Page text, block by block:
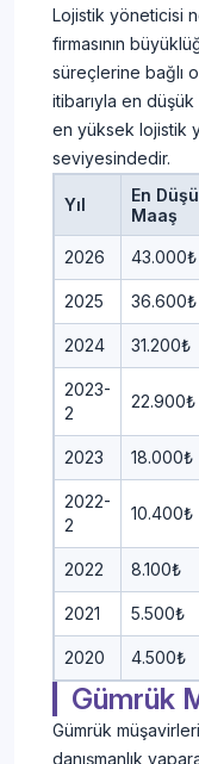
Lojistik yöneticisi
firmasının
süreçlerine bağlı
itibarıyla en
en yüksek lojistik
seviyesindedir.
Yıl
En
Maaş
2026 43.000₺
2025 36.600₺
2024 31.200₺
2023-
2
22.900₺
2023 18.000₺
2022-
2
10.400₺
2022 8.100₺
2021 5.500₺
2020 4.500₺
Gümrük
Gümrük
danışmanlık